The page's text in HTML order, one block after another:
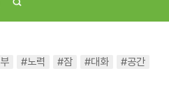
#노력 #잠 #대화
#공간